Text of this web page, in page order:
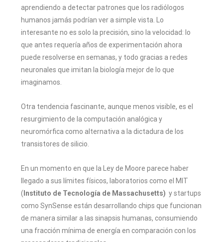
aprendiendo a detectar patrones que los radiólogos
humanos jamás podrían ver a simple vista. Lo
interesante no es solo la precisión, sino la velocidad: lo
que antes requería años de experimentación ahora
puede resolverse en semanas, y todo gracias a redes
neuronales que imitan la biología mejor de lo que
imaginamos.
Otra tendencia fascinante, aunque menos visible, es el
resurgimiento de la computación analógica y
neuromórfica como alternativa a la dictadura de los
transistores de silicio.
En un momento en que la Ley de Moore parece haber
llegado a sus límites físicos, laboratorios como el MIT
( Instituto de Tecnología de Massachusetts) y startups
como SynSense están desarrollando chips que funcionan
de manera similar a las sinapsis humanas, consumiendo
una fracción mínima de energía en comparación con los